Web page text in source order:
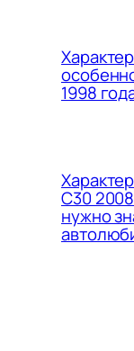
1998
C30
нужно